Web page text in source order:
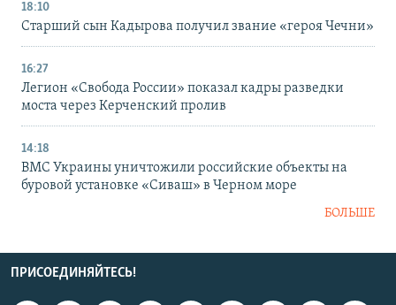
18:10
Старший сын Кадырова получил звание «героя Чечни»
16:27
Легион «Свобода России» показал кадры разведки
моста через Керченский пролив
14:18
ВМС Украины уничтожили российские объекты на
буровой установке «Сиваш» в Черном море
БОЛЬШЕ
ПРИСОЕДИНЯЙТЕСЬ!